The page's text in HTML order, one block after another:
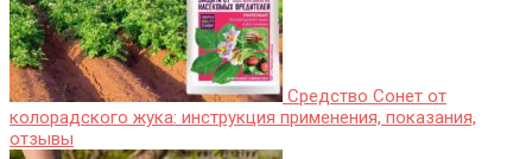
Средство Сонет от
колорадского жука: инструкция применения, показания,
отзывы